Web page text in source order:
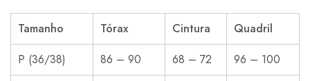
Tamanho Tórax Cintura
Quadril
P (36/38)
86 – 90 68 – 72
96 – 100